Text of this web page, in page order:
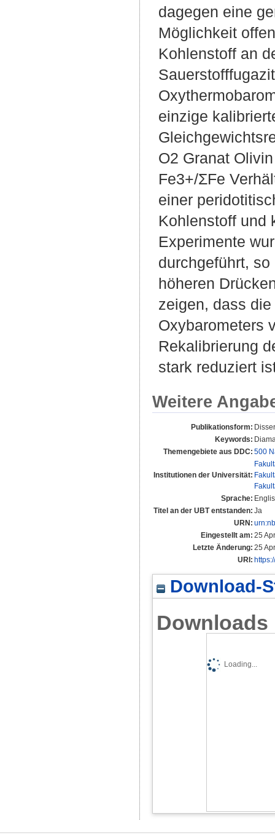
dagegen eine
Möglichkeit
Kohlenstoff an
einzige
O2 Granat
Fe3+/ΣFe
einer
Kohlenstoff und
Experimente
durchgeführt,
höheren
zeigen, dass
Oxybarometers
Rekalibrierung
stark reduziert
Weitere
Publikationsform:
Keywords:
Themengebiete aus DDC: 500
Institutionen der Universität:
Sprache:
Titel an der UBT entstanden: Ja
URN:
Eingestellt am: 25
Letzte Änderung: 25
URI:
Download-
Downloads
Loading...